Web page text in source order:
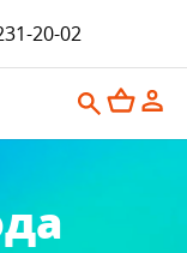
20-02